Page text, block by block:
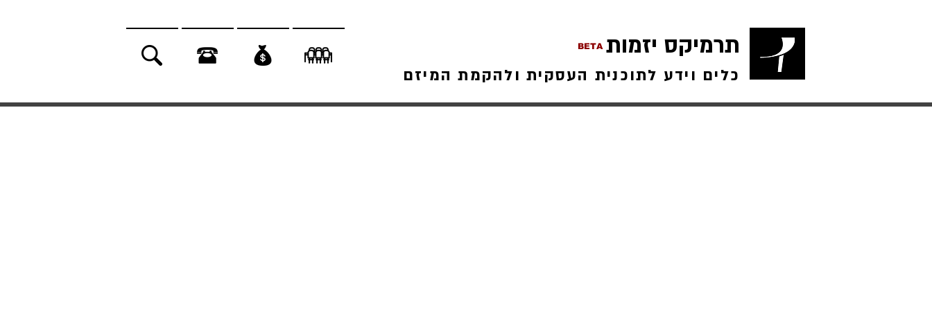
תרמיקס יזמות BETA
כלים וידע לתוכנית העסקית ולהקמת המיזם